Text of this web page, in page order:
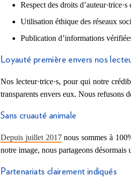
Respect des droits
Utilisation éthique des réseaux
Publication d’informations
Loyauté première envers nos
Nos lecteur·trice·s, pour qui notre
transparents envers eux. Nous refusons
Sans cruauté animale
Depuis juillet 2017nous sommes à
notre image, nous partageons
Partenariats clairement indiqués